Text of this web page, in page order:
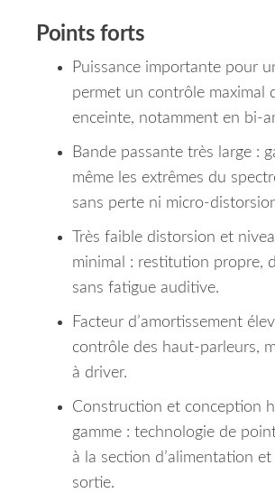
Points forts
Puissance importante pour
permet un contrôle maximal
enceinte, notamment en bi-
Bande passante très large :
même les extrêmes du
sans perte ni micro-
Très faible distorsion et
minimal : restitution propre,
sans fatigue auditive.
Facteur d’amortissement
contrôle des haut-parleurs,
à driver.
Construction et conception
gamme : technologie de
à la section d’alimentation et
sortie.